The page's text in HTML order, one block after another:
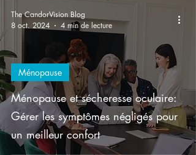
Ménopause et sécheresse oculaire:
Gérer les symptômes négligés pour
un meilleur confort
Ménopause
The CandorVision Blog
8 oct. 2024
4 min de lecture